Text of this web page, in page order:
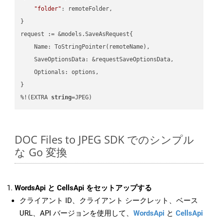
"folder" : remoteFolder,
}
request := &models.SaveAsRequest{
    Name: ToStringPointer(remoteName),
    SaveOptionsData: &requestSaveOptionsData,
    Optionals: options,
}
%!(EXTRA string=JPEG)
DOC Files to JPEG SDK でのシンプル
な Go 変換
WordsApi と CellsApi をセットアップする
クライアント ID、クライアント シークレット、ベース
URL、API バージョンを使用して、 WordsApi と CellsApi